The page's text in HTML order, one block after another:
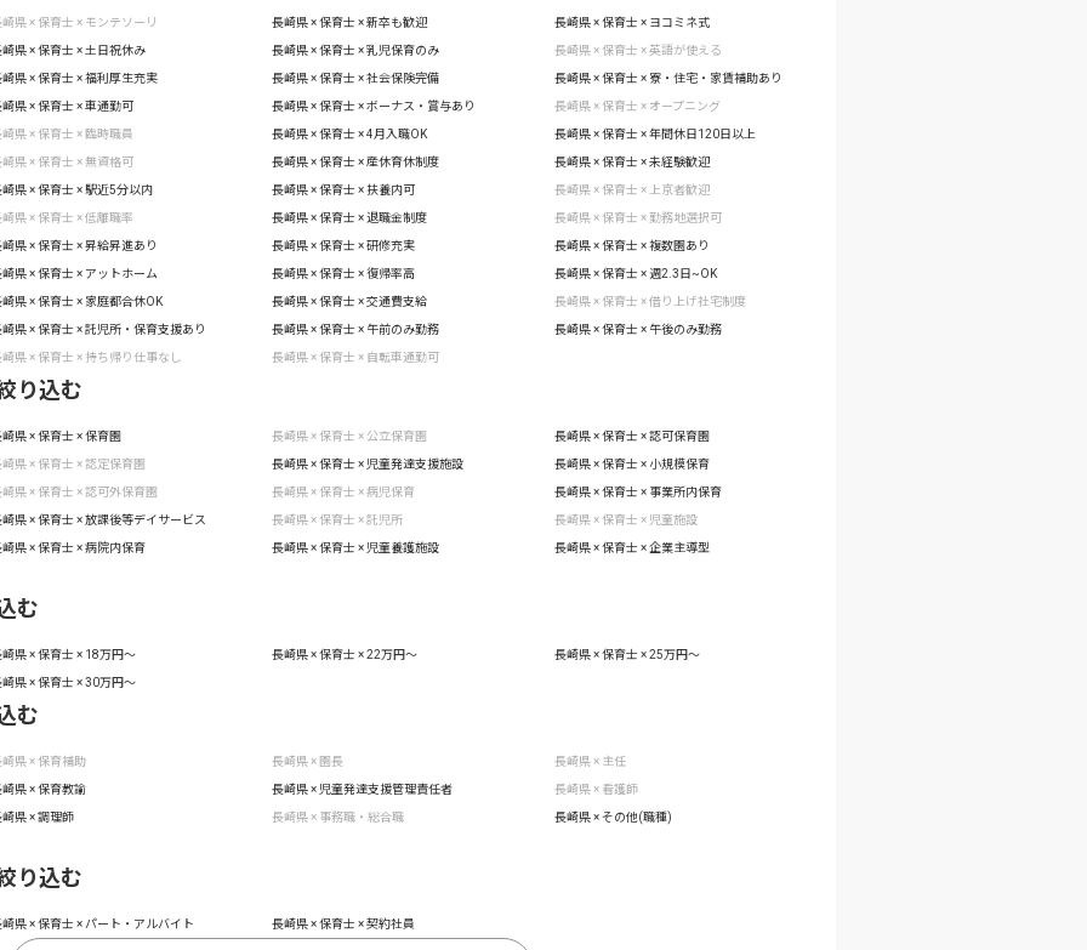
県 × 保育士 × モンテソーリ 長崎県 × 保育士 × 新卒も歓迎 長崎県 × 保育士 × ヨコミネ式
県 × 保育士 × 土日祝休み 長崎県 × 保育士 × 乳児保育のみ 長崎県 × 保育士 × 英語が使える
県 × 保育士 × 福利厚生充実 長崎県 × 保育士 × 社会保険完備 長崎県 × 保育士 × 寮・住宅・家賃補助あり
県 × 保育士 × 車通勤可 長崎県 × 保育士 × ボーナス・賞与あり 長崎県 × 保育士 × オープニング
県 × 保育士 × 臨時職員 長崎県 × 保育士 × 4月入職OK 長崎県 × 保育士 × 年間休日120日以上
県 × 保育士 × 無資格可 長崎県 × 保育士 × 産休育休制度 長崎県 × 保育士 × 未経験歓迎
県 × 保育士 × 駅近5分以内 長崎県 × 保育士 × 扶養内可 長崎県 × 保育士 × 上京者歓迎
県 × 保育士 × 低離職率 長崎県 × 保育士 × 退職金制度 長崎県 × 保育士 × 勤務地選択可
県 × 保育士 × 昇給昇進あり 長崎県 × 保育士 × 研修充実 長崎県 × 保育士 × 複数園あり
県 × 保育士 × アットホーム 長崎県 × 保育士 × 復帰率高 長崎県 × 保育士 × 週2.3日~OK
県 × 保育士 × 家庭都合休OK 長崎県 × 保育士 × 交通費支給 長崎県 × 保育士 × 借り上げ社宅制度
県 × 保育士 × 託児所・保育支援あり 長崎県 × 保育士 × 午前のみ勤務 長崎県 × 保育士 × 午後のみ勤務
県 × 保育士 × 持ち帰り仕事なし 長崎県 × 保育士 × 自転車通勤可
り込む
県 × 保育士 × 保育園 長崎県 × 保育士 × 公立保育園 長崎県 × 保育士 × 認可保育園
県 × 保育士 × 認定保育園 長崎県 × 保育士 × 児童発達支援施設 長崎県 × 保育士 × 小規模保育
県 × 保育士 × 認可外保育園 長崎県 × 保育士 × 病児保育 長崎県 × 保育士 × 事業所内保育
県 × 保育士 × 放課後等デイサービス 長崎県 × 保育士 × 託児所 長崎県 × 保育士 × 児童施設
県 × 保育士 × 病院内保育 長崎県 × 保育士 × 児童養護施設 長崎県 × 保育士 × 企業主導型
む
県 × 保育士 × 18万円〜 長崎県 × 保育士 × 22万円〜 長崎県 × 保育士 × 25万円〜
県 × 保育士 × 30万円〜
む
県 × 保育補助 長崎県 × 園長 長崎県 × 主任
県 × 保育教諭 長崎県 × 児童発達支援管理責任者 長崎県 × 看護師
県 × 調理師 長崎県 × 事務職・総合職 長崎県 × その他(職種)
り込む
県 × 保育士 × パート・アルバイト 長崎県 × 保育士 × 契約社員